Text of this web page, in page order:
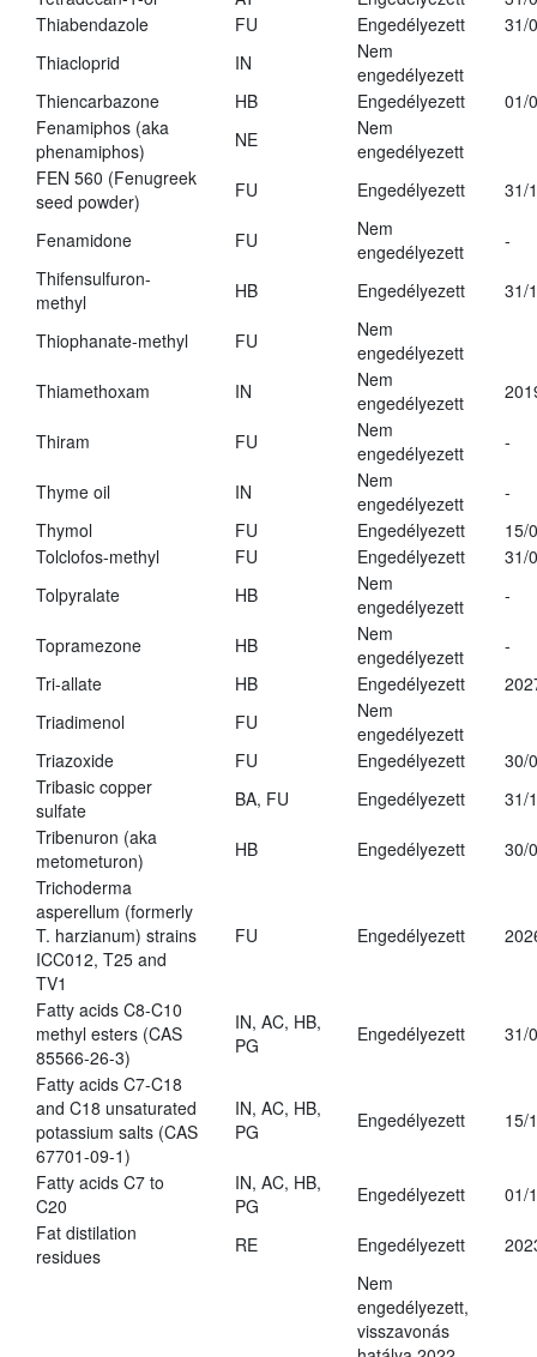
Thiabendazole
FU Engedélyezett
31/
Thiacloprid
IN
Nem
engedélyezett
Thiencarbazone
HB Engedélyezett
01/
Fenamiphos (aka
phenamiphos)
NE
Nem
engedélyezett
FEN 560 (Fenugreek
seed powder)
FU Engedélyezett 31/
Fenamidone FU
Nem
engedélyezett
-
Thifensulfuron-
methyl
HB Engedélyezett 31/
Thiophanate-methyl FU
Nem
engedélyezett
Thiamethoxam
IN
Nem
engedélyezett
Thiram FU
Nem
engedélyezett
-
Thyme oil IN
Nem
engedélyezett
-
Thymol
FU Engedélyezett
15/
Tolclofos-methyl
FU Engedélyezett
31/
Tolpyralate
HB
Nem
engedélyezett
-
Topramezone HB
Nem
engedélyezett
-
Tri-allate
HB Engedélyezett
Triadimenol
FU
Nem
engedélyezett
Triazoxide
FU Engedélyezett
30/
Tribasic copper
sulfate
BA, FU Engedélyezett
31/
Tribenuron (aka
metometuron)
HB Engedélyezett
30/
Trichoderma
asperellum (formerly
T. harzianum) strains
ICC012, T25 and
TV1
FU Engedélyezett
Fatty acids C8-C10
methyl esters (CAS
85566-26-3)
IN, AC, HB,
PG
Engedélyezett 31/
Fatty acids C7-C18
and C18 unsaturated
potassium salts (CAS
67701-09-1)
IN, AC, HB,
PG
Engedélyezett 15/
Fatty acids C7 to
C20
IN, AC, HB,
PG
Engedélyezett
01/
Fat distilation
residues
RE Engedélyezett
Nem
engedélyezett,
visszavonás